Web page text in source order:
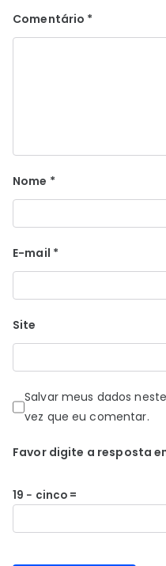
Comentário *
Nome *
E-mail *
Site
Salvar meus dados
vez que eu comentar.
Favor digite a resposta
19 − cinco =